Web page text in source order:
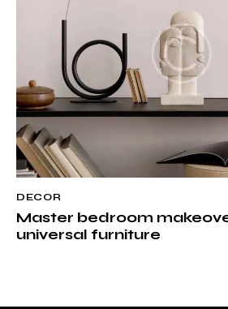
DECOR
Master bedroom
universal furniture